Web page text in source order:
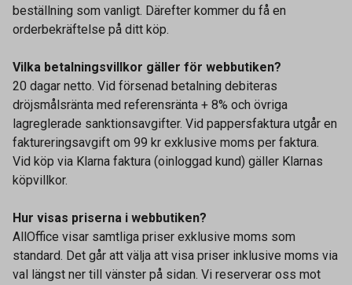
beställning som vanligt. Därefter kommer du få en
orderbekräftelse på ditt köp.
Vilka betalningsvillkor gäller för webbutiken?
20 dagar netto. Vid försenad betalning debiteras
dröjsmålsränta med referensränta + 8% och övriga
lagreglerade sanktionsavgifter. Vid pappersfaktura utgår en
faktureringsavgift om 99 kr exklusive moms per faktura.
Vid köp via Klarna faktura (oinloggad kund) gäller Klarnas
köpvillkor.
Hur visas priserna i webbutiken?
AllOffice visar samtliga priser exklusive moms som
standard. Det går att välja att visa priser inklusive moms via
val längst ner till vänster på sidan. Vi reserverar oss mot